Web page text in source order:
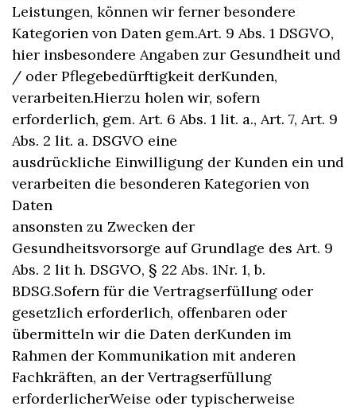
Leistungen, können wir ferner besondere
Kategorien von Daten gem.Art. 9 Abs. 1 DSGVO,
hier insbesondere Angaben zur Gesundheit und
/ oder Pflegebedürftigkeit derKunden,
verarbeiten.Hierzu holen wir, sofern
erforderlich, gem. Art. 6 Abs. 1 lit. a., Art. 7, Art. 9
Abs. 2 lit. a. DSGVO eine
ausdrückliche Einwilligung der Kunden ein und
verarbeiten die besonderen Kategorien von
Daten
ansonsten zu Zwecken der
Gesundheitsvorsorge auf Grundlage des Art. 9
Abs. 2 lit h. DSGVO, § 22 Abs. 1Nr. 1, b.
BDSG.Sofern für die Vertragserfüllung oder
gesetzlich erforderlich, offenbaren oder
übermitteln wir die Daten derKunden im
Rahmen der Kommunikation mit anderen
Fachkräften, an der Vertragserfüllung
erforderlicherWeise oder typischerweise